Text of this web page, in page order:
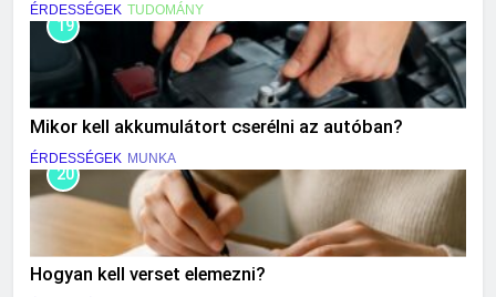
ÉRDESSÉGEK TUDOMÁNY
19
Mikor kell akkumulátort cserélni az autóban?
ÉRDESSÉGEK MUNKA
20
Hogyan kell verset elemezni?